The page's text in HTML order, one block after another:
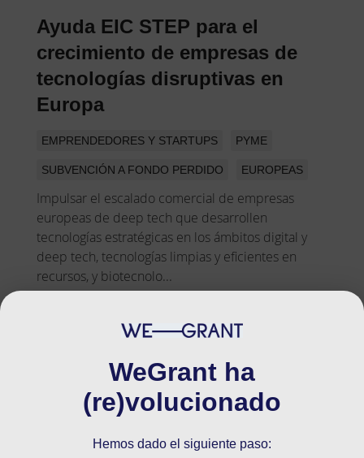
WeGrant ha
(re)volucionado
Hemos dado el siguiente paso:
Ayuda EIC STEP para el
crecimiento de empresas de
tecnologías disruptivas en
Europa
EMPRENDEDORES Y STARTUPS PYME
SUBVENCIÓN A FONDO PERDIDO EUROPEAS
Impulsar el escalado comercial de empresas
europeas de deep tech que desarrollen
tecnologías estratégicas en los ámbitos digital y
deep tech, tecnologías limpias y eficientes en
recursos, y biotecnolo...
Convocatorias del Fondo
Europeo de Defensa (FED)
EMPRENDEDORES Y STARTUPS AUTÓNOMO